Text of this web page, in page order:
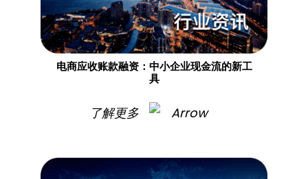
电商应收账款融资：中小企业现金流的新工
具
了解更多